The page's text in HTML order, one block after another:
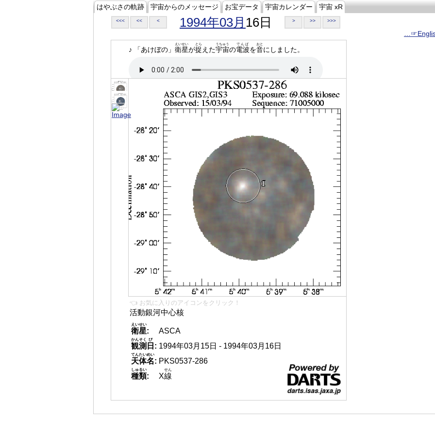
はやぶさの軌跡 宇宙からのメッセージ お宝データ 宇宙カレンダー 宇宙 xR
<<< << < 1994年03月 16日 > >> >>>
♪ 「あけぼの」 衛星
えいせい
が捉
とら
えた宇宙
うちゅう
の電波
でんぱ
を音
おと
にしました。
👈 お気に入りのアイコンをクリック！
活動銀河中心核
衛星
えいせい
:
ASCA
観測
かんそく
日
び
: 1994年03月15日 - 1994年03月16日
天体名
てんたいめい
: PKS0537-286
種類
しゅるい
: X線
せん